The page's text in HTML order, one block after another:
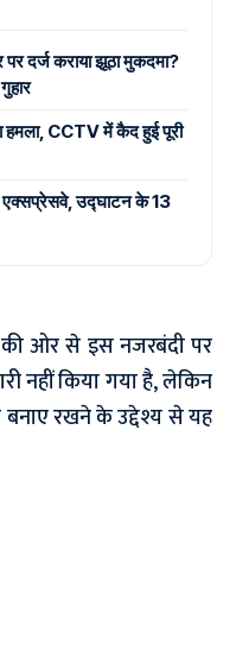
दर्ज कराया झूठा मुकदमा?
हमला, CCTV में कैद हुई पूरी
उद्घाटन के 13
ओर से इस नजरबंदी पर
नहीं किया गया है, लेकिन
बनाए रखने के उद्देश्य से यह